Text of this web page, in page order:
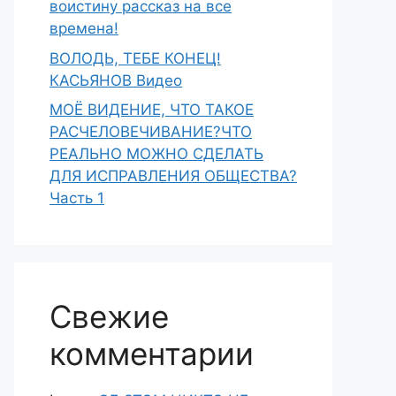
воистину рассказ на все
времена!
ВОЛОДЬ, ТЕБЕ КОНЕЦ!
КАСЬЯНОВ Видео
МОЁ ВИДЕНИЕ, ЧТО ТАКОЕ
РАСЧЕЛОВЕЧИВАНИЕ?ЧТО
РЕАЛЬНО МОЖНО СДЕЛАТЬ
ДЛЯ ИСПРАВЛЕНИЯ ОБЩЕСТВА?
Часть 1
Свежие
комментарии